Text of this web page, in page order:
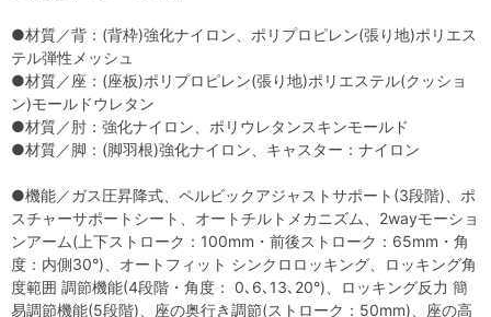
●材質／背：(背枠)強化ナイロン、ポリプロピレン(張り地)ポリエス
テル弾性メッシュ
●材質／座：(座板)ポリプロピレン(張り地)ポリエステル(クッショ
ン)モールドウレタン
●材質／肘：強化ナイロン、ポリウレタンスキンモールド
●材質／脚：(脚羽根)強化ナイロン、キャスター：ナイロン
●機能／ガス圧昇降式、ペルビックアジャストサポート(3段階)、ポ
スチャーサポートシート、オートチルトメカニズム、2wayモーショ
ンアーム(上下ストローク：100mm・前後ストローク：65mm・角
度：内側30°)、オートフィット シンクロロッキング、ロッキング角
度範囲 調節機能(4段階・角度： 0､6､13､20°)、ロッキング反力 簡
易調節機能(5段階)、座の奥行き調節(ストローク：50mm)、座の高